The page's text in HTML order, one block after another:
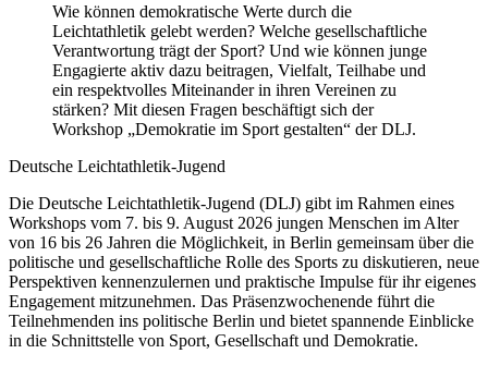
Wie können demokratische Werte durch die
Leichtathletik gelebt werden? Welche gesellschaftliche
Verantwortung trägt der Sport? Und wie können junge
Engagierte aktiv dazu beitragen, Vielfalt, Teilhabe und
ein respektvolles Miteinander in ihren Vereinen zu
stärken? Mit diesen Fragen beschäftigt sich der
Workshop „Demokratie im Sport gestalten“ der DLJ.
Deutsche Leichtathletik-Jugend
Die Deutsche Leichtathletik-Jugend (DLJ) gibt im Rahmen eines
Workshops vom 7. bis 9. August 2026 jungen Menschen im Alter
von 16 bis 26 Jahren die Möglichkeit, in Berlin gemeinsam über die
politische und gesellschaftliche Rolle des Sports zu diskutieren, neue
Perspektiven kennenzulernen und praktische Impulse für ihr eigenes
Engagement mitzunehmen. Das Präsenzwochenende führt die
Teilnehmenden ins politische Berlin und bietet spannende Einblicke
in die Schnittstelle von Sport, Gesellschaft und Demokratie.